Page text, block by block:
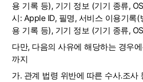
용 기록 등), 기기 정보 (기기 종류,
시: Apple ID, 필명, 서비스 이용기록(
용 기록 등), 기기 정보 (기기 종류,
다만, 다음의 사유에 해당하는 경우
까지
가. 관계 법령 위반에 따른 수사․조사